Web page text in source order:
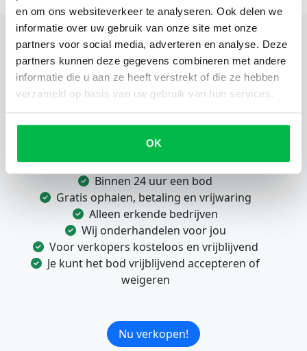
en om ons websiteverkeer te analyseren. Ook delen we
informatie over uw gebruik van onze site met onze
partners voor social media, adverteren en analyse. Deze
partners kunnen deze gegevens combineren met andere
informatie die u aan ze heeft verstrekt of die ze hebben
verzameld op basis van uw gebruik van hun services.
OK
Eenvoudig en snel je voertuig
verkopen?
en profiteer van:
Binnen 24 uur een bod
Gratis ophalen, betaling en vrijwaring
Alleen erkende bedrijven
Wij onderhandelen voor jou
Voor verkopers kosteloos en vrijblijvend
Je kunt het bod vrijblijvend accepteren of
weigeren
Nu verkopen!